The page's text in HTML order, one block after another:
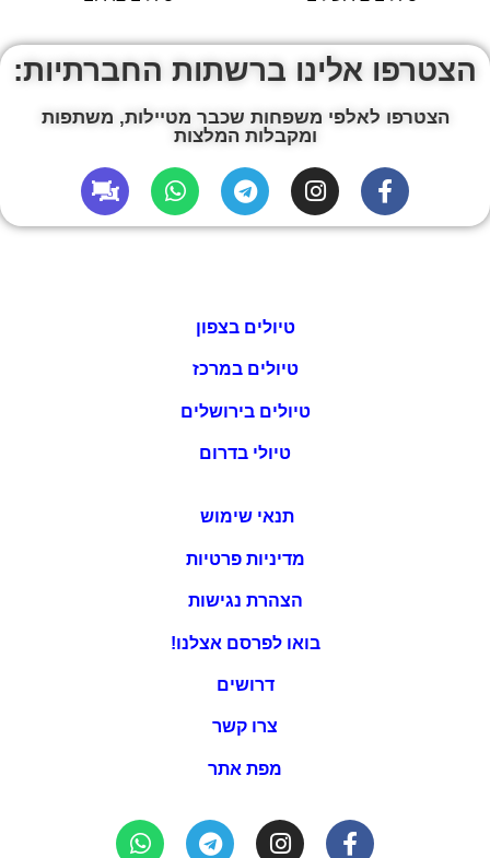
הצטרפו אלינו ברשתות החברתיות:
הצטרפו לאלפי משפחות שכבר מטיילות, משתפות
ומקבלות המלצות
טיולים בצפון
טיולים במרכז
טיולים בירושלים
טיולי בדרום
תנאי שימוש
מדיניות פרטיות
הצהרת נגישות
בואו לפרסם אצלנו!
דרושים
צרו קשר
מפת אתר